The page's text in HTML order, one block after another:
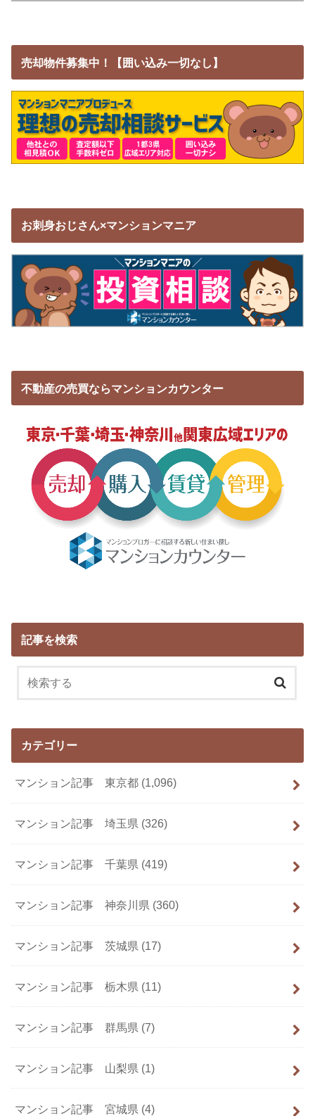
売却物件募集中！【囲い込み一切なし】
お刺身おじさん×マンションマニア
不動産の売買ならマンションカウンター
記事を検索
カテゴリー
マンション記事 東京都 (1,096)
マンション記事 埼玉県 (326)
マンション記事 千葉県 (419)
マンション記事 神奈川県 (360)
マンション記事 茨城県 (17)
マンション記事 栃木県 (11)
マンション記事 群馬県 (7)
マンション記事 山梨県 (1)
マンション記事 宮城県 (4)